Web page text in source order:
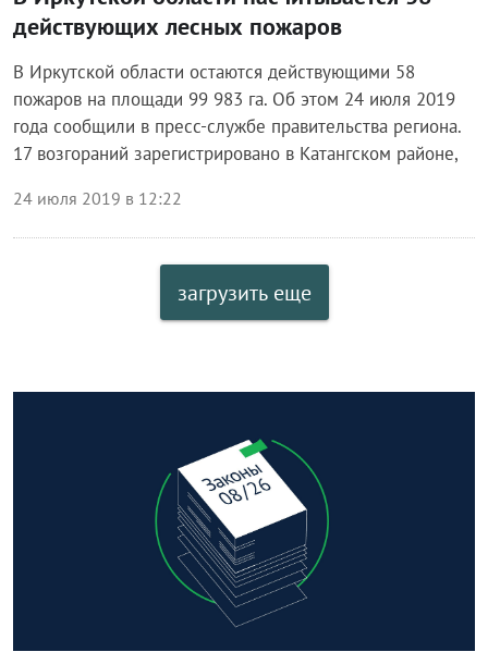
действующих лесных пожаров
В Иркутской области остаются действующими 58
пожаров на площади 99 983 га. Об этом 24 июля 2019
года сообщили в пресс-службе правительства региона.
17 возгораний зарегистрировано в Катангском районе,
24 июля 2019 в 12:22
загрузить еще